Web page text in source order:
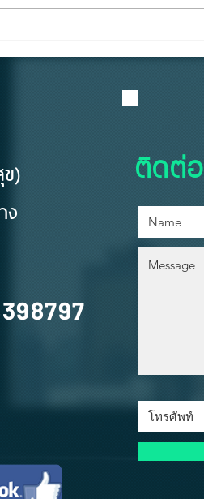
าสติก... แต่คือ "ด่านแรก"
)
ง
ติดต่